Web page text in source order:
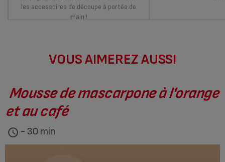
les accessoires de découpe à portée de
main !
VOUS AIMEREZ AUSSI
Mousse de mascarpone à l'orange
et au café
- 30 min